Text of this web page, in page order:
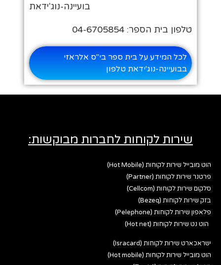
בועיינה-נוג'ידאת
טלפון בית הספר: 04-6705854
לכל המידע על בית ספר בי"ס אלראזי
בבועיינה-נוג'ידאת טלפון
שירות לקוחות לחברות מבוקשות:
הוט מובייל שירות לקוחות (Hot Mobile)
פרטנר שירות לקוחות (Partner)
סלקום שירות לקוחות (Cellcom)
בזק שירות לקוחות (Bezeq)
פלאפון שירות לקוחות (Pelephone)
הוט נט שירות לקוחות (Hot net)
ישראכארט שירות לקוחות (Isracard)
הוט מובייל שירות לקוחות (Hot mobile)